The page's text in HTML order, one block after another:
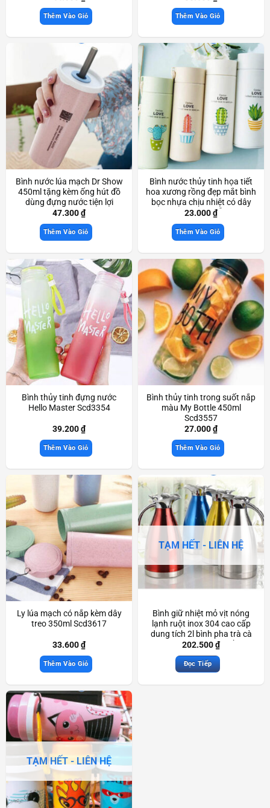
Thêm Vào Giỏ Thêm Vào Giỏ
Bình nước lúa mạch Dr Show
450ml tặng kèm ống hút đồ
dùng đựng nước tiện lợi
Scd3665
47.300₫
Thêm Vào Giỏ
Bình nước thủy tinh họa tiết
hoa xương rồng đẹp mắt bình
bọc nhựa chịu nhiệt có dây
xách giao màu ngẫu nhiên
Scd3200
23.000₫
Thêm Vào Giỏ
Bình thủy tinh đựng nước
Hello Master Scd3354
39.200₫
Thêm Vào Giỏ
Bình thủy tinh trong suốt nắp
màu My Bottle 450ml
Scd3557
27.000₫
Thêm Vào Giỏ
Ly lúa mạch có nắp kèm dây
treo 350ml Scd3617
33.600₫
Thêm Vào Giỏ
TẠM HẾT - LIÊN HỆ
Bình giữ nhiệt mỏ vịt nóng
lạnh ruột inox 304 cao cấp
dung tích 2l bình pha trà cà
phê tại nhà có quai cầm
Scd3442
202.500₫
Đọc Tiếp
TẠM HẾT - LIÊN HỆ